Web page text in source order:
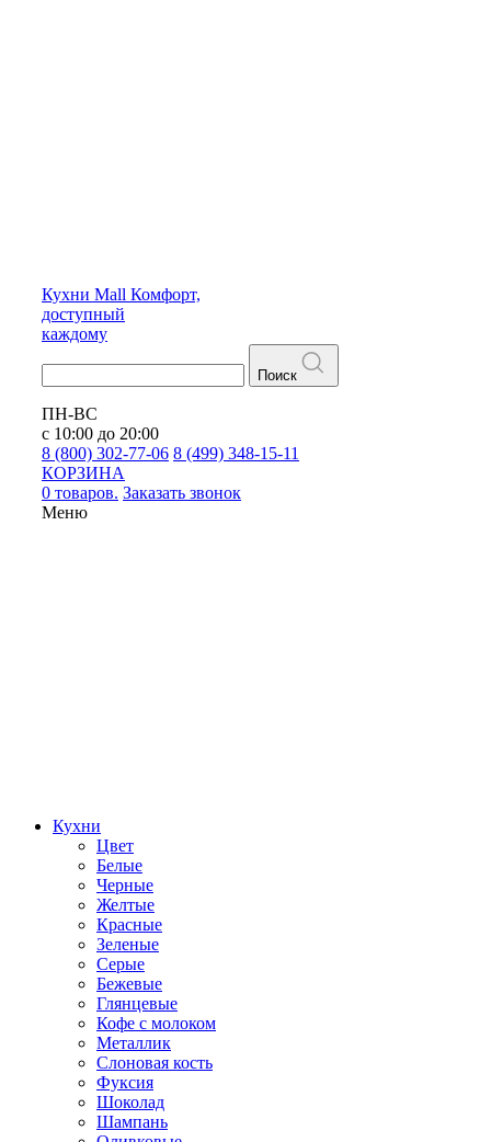
Кухни Mall Комфорт,
доступный
каждому
Поиск
ПН-ВС
с 10:00 до 20:00
8 (800) 302-77-06 8 (499) 348-15-11
КОРЗИНА
0 товаров. Заказать звонок
Меню
Кухни
Цвет
Белые
Черные
Желтые
Красные
Зеленые
Серые
Бежевые
Глянцевые
Кофе с молоком
Металлик
Слоновая кость
Фуксия
Шоколад
Шампань